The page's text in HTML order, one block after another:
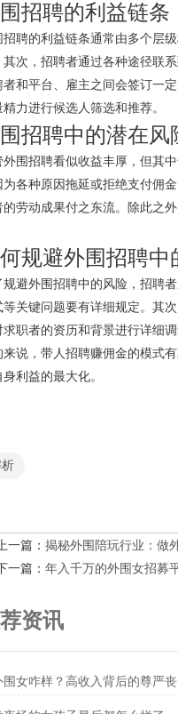
招聘的利益链条
招聘的利益链条通常由多个层
其次，招聘者通过各种途径联
者和平台、雇主之间会签订一
精力进行候选人筛选和推荐。
招聘中的潜在风
外围招聘看似收益丰厚，但其
为各种原因拖延或拒绝支付佣
的劳动成果付之东流。除此之
规避外围招聘中
规避外围招聘中的风险，招聘
等关键问题要有详细规定。其
求职者的资历和背景进行详细
来说，带人招聘赚佣金的模式
利益的最大化。
一篇： 揭秘外围陪玩行业：做
一篇： 年入千万的外围女招募
资讯
围女咋样？高收入背后的尊严